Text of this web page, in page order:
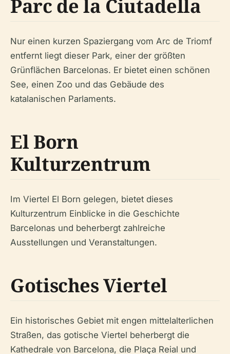
Parc de la Ciutadella
Nur einen kurzen Spaziergang vom Arc de Triomf
entfernt liegt dieser Park, einer der größten
Grünflächen Barcelonas. Er bietet einen schönen
See, einen Zoo und das Gebäude des
katalanischen Parlaments.
El Born
Kulturzentrum
Im Viertel El Born gelegen, bietet dieses
Kulturzentrum Einblicke in die Geschichte
Barcelonas und beherbergt zahlreiche
Ausstellungen und Veranstaltungen.
Gotisches Viertel
Ein historisches Gebiet mit engen mittelalterlichen
Straßen, das gotische Viertel beherbergt die
Kathedrale von Barcelona, die Plaça Reial und